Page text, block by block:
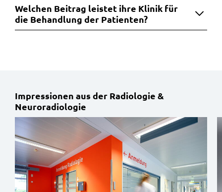
Welchen Beitrag leistet ihre Klinik für
die Behandlung der Patienten?
Impressionen aus der Radiologie &
Neuroradiologie